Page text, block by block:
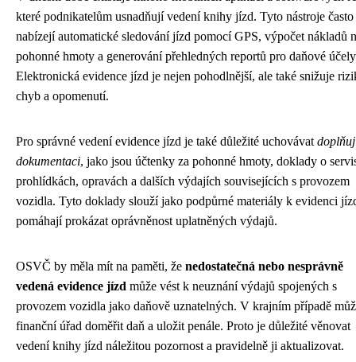
které podnikatelům usnadňují vedení knihy jízd. Tyto nástroje často
nabízejí automatické sledování jízd pomocí GPS, výpočet nákladů
pohonné hmoty a generování přehledných reportů pro daňové
Elektronická evidence jízd je nejen pohodlnější, ale také snižuje
chyb a opomenutí.
Pro správné vedení evidence jízd je také důležité uchovávat
dokumentaci, jako jsou účtenky za pohonné hmoty, doklady o
prohlídkách, opravách a dalších výdajích souvisejících s provozem
vozidla. Tyto doklady slouží jako podpůrné materiály k evidenci
pomáhají prokázat oprávněnost uplatněných výdajů.
OSVČ by měla mít na paměti, že nedostatečná nebo nesprávně
vedená evidence jízd může vést k neuznání výdajů spojených s
provozem vozidla jako daňově uznatelných. V krajním případě
finanční úřad doměřit daň a uložit penále. Proto je důležité věnovat
vedení knihy jízd náležitou pozornost a pravidelně ji aktualizovat.